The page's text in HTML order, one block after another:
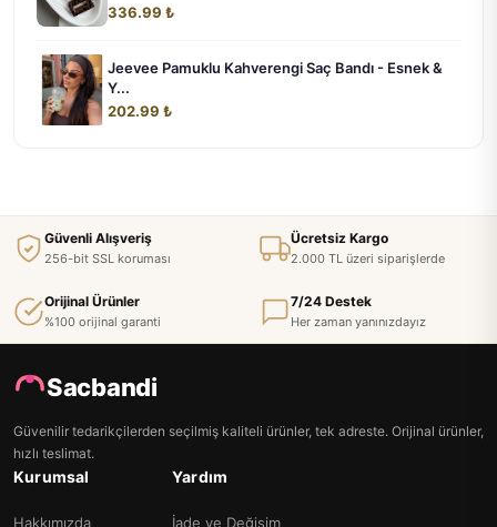
336.99 ₺
Jeevee Pamuklu Kahverengi Saç Bandı - Esnek &
Y...
202.99 ₺
Güvenli Alışveriş
256-bit SSL koruması
Ücretsiz Kargo
2.000 TL üzeri siparişlerde
Orijinal Ürünler
%100 orijinal garanti
7/24 Destek
Her zaman yanınızdayız
Sacbandi
Güvenilir tedarikçilerden seçilmiş kaliteli ürünler, tek adreste. Orijinal ürünler,
hızlı teslimat.
Kurumsal
Hakkımızda
Yardım
İade ve Değişim